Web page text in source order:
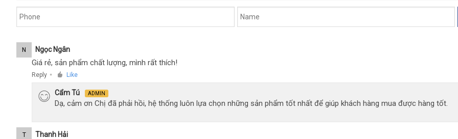
N Ngọc Ngân
Giá rẻ, sản phẩm chất lượng, mình rất thích!
Reply ● Like
Cẩm Tú ADMIN
Dạ, cảm ơn Chị đã phải hồi, hệ thống luôn lựa chọn những sản phẩm tốt nhất để giúp khách hàng mua được hàng tốt.
T Thanh Hải